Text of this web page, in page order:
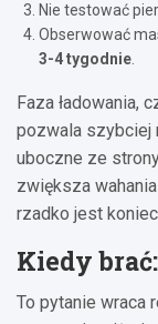
Nie testować
Obserwować
3-4 tygodnie
Faza ładowania,
pozwala szybciej
uboczne ze
zwiększa
rzadko jest
Kiedy
To pytanie wraca